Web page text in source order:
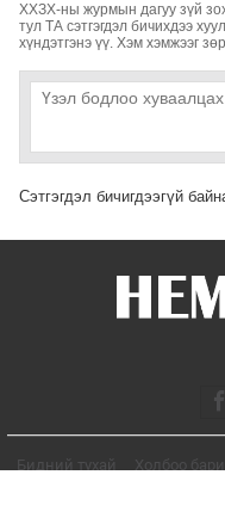
ХХЗХ-ны журмын дагуу зүй
тул ТА сэтгэгдэл бичихдээ
хүндэтгэнэ үү. Хэм хэмжээг
Сэтгэгдэл бичигдээгүй
Бидний тухай Холбоо